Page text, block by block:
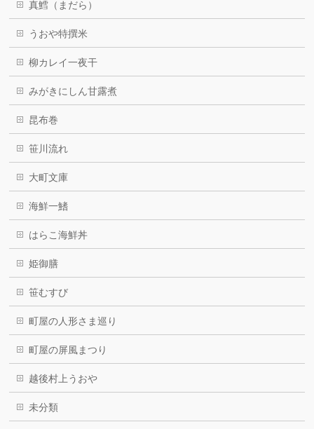
真鱈（まだら）
うおや特撰米
柳カレイ一夜干
みがきにしん甘露煮
昆布巻
笹川流れ
大町文庫
海鮮一鰭
はらこ海鮮丼
姫御膳
笹むすび
町屋の人形さま巡り
町屋の屏風まつり
越後村上うおや
未分類